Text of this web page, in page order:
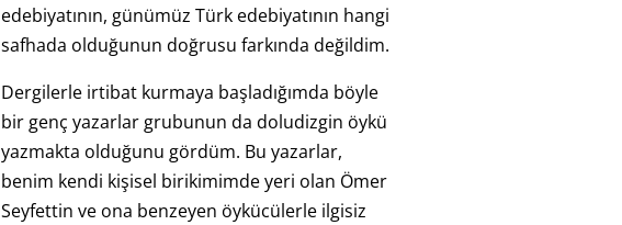
edebiyatının, günümüz Türk edebiyatının hangi
safhada olduğunun doğrusu farkında değildim.
Dergilerle irtibat kurmaya başladığımda böyle
bir genç yazarlar grubunun da doludizgin öykü
yazmakta olduğunu gördüm. Bu yazarlar,
benim kendi kişisel birikimimde yeri olan Ömer
Seyfettin ve ona benzeyen öykücülerle ilgisiz